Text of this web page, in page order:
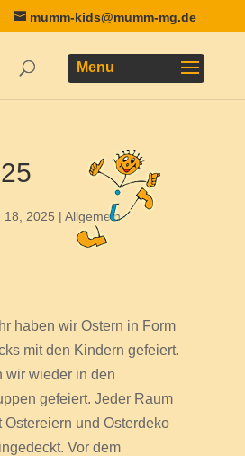
mumm-kids@mumm-mg.de
18, 2025 | Allgemein
haben wir Ostern in Form
mit den Kindern gefeiert.
wir wieder in den
gefeiert. Jeder Raum
und Osterdeko
Vor dem